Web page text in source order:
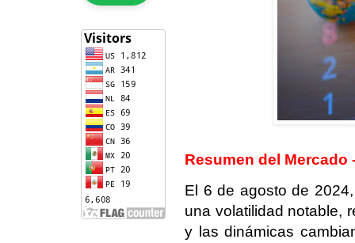
Resumen del Mercado
El 6 de agosto de
una volatilidad notable,
y las dinámicas